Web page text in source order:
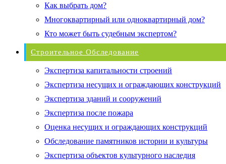
Как выбрать дом?
Многоквартирный или одноквартирный дом?
Кто может быть судебным экспертом?
Строительное Обследование
Экспертиза капитальности строений
Экспертиза несущих и ограждающих конструкций
Экспертиза зданий и сооружений
Экспертиза после пожара
Оценка несущих и ограждающих конструкций
Обследование памятников истории и культуры
Экспертиза объектов культурного наследия